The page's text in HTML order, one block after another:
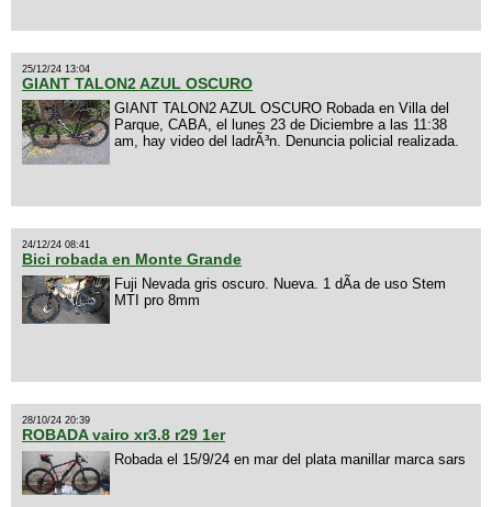
25/12/24 13:04
GIANT TALON2 AZUL OSCURO
GIANT TALON2 AZUL OSCURO Robada en Villa del
Parque, CABA, el lunes 23 de Diciembre a las 11:38
am, hay video del ladrÃ³n. Denuncia policial realizada.
24/12/24 08:41
Bici robada en Monte Grande
Fuji Nevada gris oscuro. Nueva. 1 dÃ­a de uso Stem
MTI pro 8mm
28/10/24 20:39
ROBADA vairo xr3.8 r29 1er
Robada el 15/9/24 en mar del plata manillar marca sars